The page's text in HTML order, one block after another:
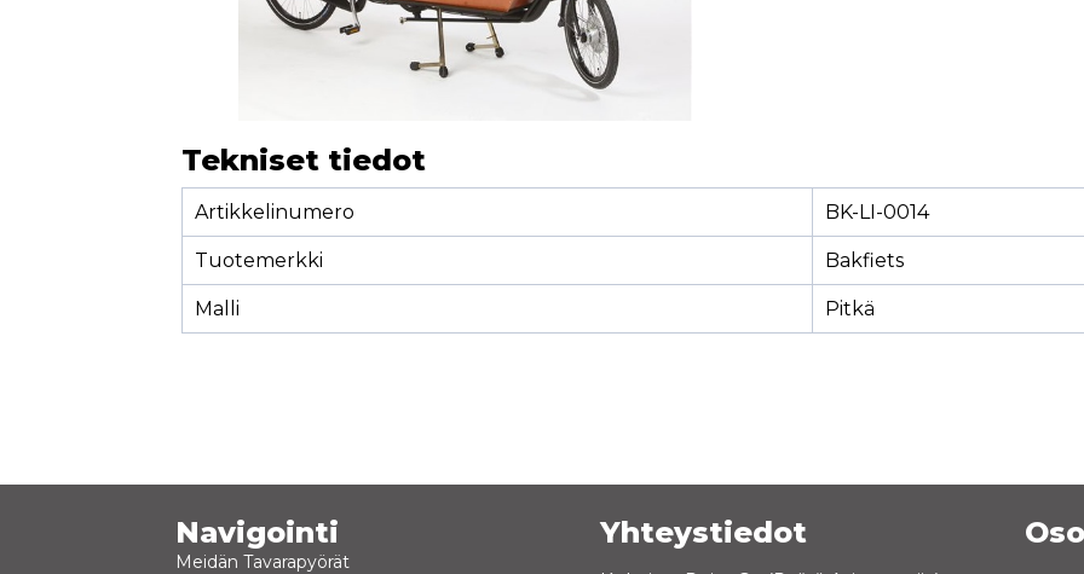
Tekniset tiedot
Artikkelinumero BK-LI-0014
Tuotemerkki Bakfiets
Malli Pitkä
Navigointi
Meidän Tavarapyörät
Yhteystiedot